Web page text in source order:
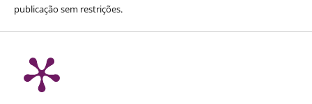
publicação sem restrições.